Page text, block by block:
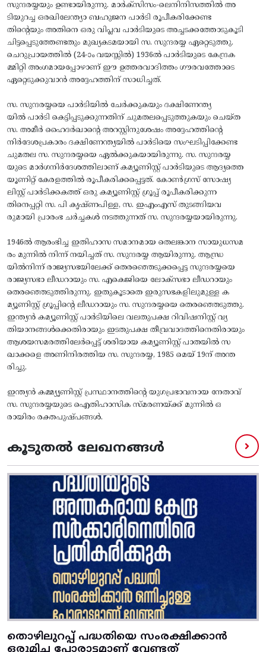
സുന്ദരയ്യയും ഉണ്ടായിരുന്നു. മാര്‍ക്സിസം-ലെനിനിസത്തില്‍ അ
ടിയുറച്ച ഒരഖിലേന്ത്യാ ബഹുജന പാര്‍ടി രൂപീകരിക്കേണ്ട
തിന്റെയും അതിനെ ഒരു വിപ്ലവ പാര്‍ടിയുടെ അച്ചടക്കത്തോടുകൂടി
ചിട്ടപ്പെടുത്തേണ്ടതും മുഖ്യകടമയായി സ. സുന്ദരയ്യ ഏറ്റെടുത്തു.
ചെറുപ്രായത്തില്‍ (24-ാം വയസ്സില്‍) 1936ല്‍ പാര്‍ടിയുടെ കേന്ദ്രക
മ്മിറ്റി അംഗമായപ്പോഴാണ് ഈ ഉത്തരവാദിത്തം ഗൗരവത്തോടെ
ഏറ്റെടുക്കുവാന്‍ അദ്ദേഹത്തിന് സാധിച്ചത്.
സ. സുന്ദരയ്യയെ പാര്‍ടിയില്‍ ചേര്‍ക്കുകയും ദക്ഷിണേന്ത്യ
യില്‍ പാര്‍ടി കെട്ടിപ്പടുക്കുന്നതിന് ചുമതലപ്പെടുത്തുകയും ചെയ്ത
സ. അമീര്‍ ഹൈദര്‍ഖാന്റെ അറസ്റ്റിനുശേഷം അദ്ദേഹത്തിന്റെ
നിര്‍ദേശപ്രകാരം ദക്ഷിണേന്ത്യയില്‍ പാര്‍ടിയെ സംഘടിപ്പിക്കേണ്ട
ചുമതല സ. സുന്ദരയ്യയെ ഏല്‍ക്കുകയായിരുന്നു. സ. സുന്ദരയ്യ
യുടെ മാര്‍ഗനിര്‍ദേശത്തിലാണ് കമ്യൂണിസ്റ്റ് പാര്‍ടിയുടെ ആദ്യത്തെ
യൂണിറ്റ് കേരളത്തില്‍ രൂപീകരിക്കപ്പെട്ടത്. കോണ്‍ഗ്രസ് സോഷ്യ
ലിസ്റ്റ് പാര്‍ടിക്കകത്ത് ഒരു കമ്യൂണിസ്റ്റ് ഗ്രൂപ്പ് രൂപീകരിക്കുന്ന
തിനെപ്പറ്റി സ. പി കൃഷ്ണപിള്ള, സ. ഇഎംഎസ് തുടങ്ങിയവ
രുമായി പ്രാരംഭ ചര്‍ച്ചകള്‍ നടത്തുന്നത് സ. സുന്ദരയ്യയായിരുന്നു.
1946ല്‍ ആരംഭിച്ച ഇതിഹാസ സമാനമായ തെലങ്കാന സായുധസമ
രം മുന്നിൽ നിന്ന് നയിച്ചത് സ. സുന്ദരയ്യ ആയിരുന്നു. ആന്ധ്ര
യില്‍നിന്ന് രാജ്യസഭയിലേക്ക് തെരഞ്ഞെടുക്കപ്പെട്ട സുന്ദരയ്യയെ
രാജ്യസഭാ ലീഡറായും സ. എകെജിയെ ലോക്സഭാ ലീഡറായും
തെരഞ്ഞെടുത്തിരുന്നു. ഇതുകൂടാതെ ഇരുസഭകളിലുമുള്ള ക
മ്യൂണിസ്റ്റ് ഗ്രൂപ്പിന്റെ ലീഡറായും സ. സുന്ദരയ്യയെ തെരഞ്ഞെടുത്തു.
ഇന്ത്യന്‍ കമ്യൂണിസ്റ്റ് പാര്‍ടിയിലെ വലതുപക്ഷ റിവിഷനിസ്റ്റ് വ്യ
തിയാനങ്ങള്‍ക്കെതിരായും ഇടതുപക്ഷ തീവ്രവാദത്തിനെതിരായും
ആശയസമരത്തിലേര്‍പ്പെട്ട് ശരിയായ കമ്യൂണിസ്റ്റ് പാതയില്‍ സ
ഖാക്കളെ അണിനിരത്തിയ സ. സുന്ദരയ്യ, 1985 മെയ് 19ന് അന്ത
രിച്ചു.
ഇന്ത്യന്‍ കമ്മ്യൃണിസ്റ്റ് പ്രസ്ഥാനത്തിന്‍റെ യുഗപ്രഭാവനായ നേതാവ്
സ. സുന്ദരയ്യയുടെ ഐതിഹാസിക സ്മരണയ്ക്ക് മുന്നില്‍ ഒ
രായിരം രക്തപുഷ്പങ്ങള്‍.
കൂടുതൽ ലേഖനങ്ങൾ
തൊഴിലുറപ്പ് പദ്ധതിയെ സംരക്ഷിക്കാൻ
ഒരുമിച്ച പോരാട്ടമാണ് വേണ്ടത്